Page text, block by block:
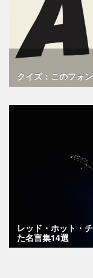
クイズ：このフォ
レッド・ホット・
た名言集14選